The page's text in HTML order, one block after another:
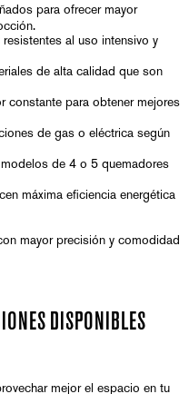
para ofrecer mayor
resistentes al uso intensivo y
de alta calidad que son
constante para obtener mejores
de gas o eléctrica según
modelos de 4 o 5 quemadores
máxima eficiencia energética
mayor precisión y comodidad
DISPONIBLES
mejor el espacio en tu